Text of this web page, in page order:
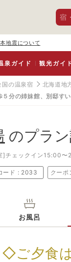
宿
地震について
泉ガイド 観光ガイ
国の温泉宿
北海道地
分の姉妹館、別邸す
のプラ
]チェックイン15:00
ード : 2033 クーポ
お風呂
◇ご夕食